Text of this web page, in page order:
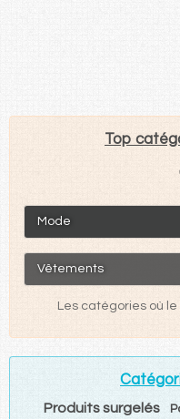
Top
Mode
Vêtements
Les catégories où le
Produits surgelés